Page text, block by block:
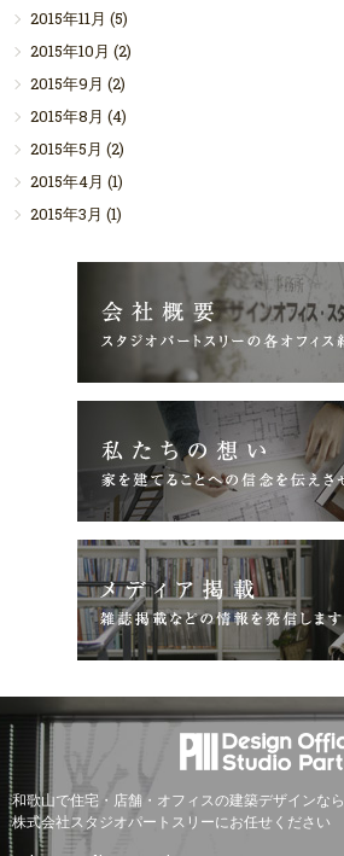
2015年11月 (5)
2015年10月 (2)
2015年9月 (2)
2015年8月 (4)
2015年5月 (2)
2015年4月 (1)
2015年3月 (1)
和歌山で住宅・店舗・オフィスの建築デザインなら
株式会社スタジオパートスリーにお任せください